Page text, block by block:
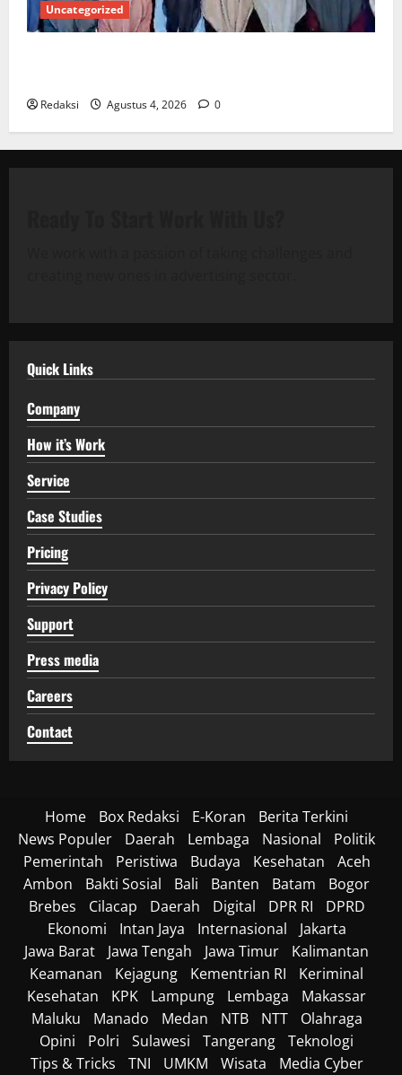
Uncategorized
Redaksi Agustus 4, 2026 0
Quick Links
Company
How it’s Work
Service
Case Studies
Pricing
Privacy Policy
Support
Press media
Careers
Contact
Home Box Redaksi E-Koran
Berita Terkini
News Populer
Daerah Lembaga Nasional
Politik
Pemerintah
Peristiwa Budaya Kesehatan
Aceh
Ambon
Bakti Sosial Bali Banten Batam
Bogor
Brebes
Cilacap Daerah Digital DPR RI
DPRD
Ekonomi
Intan Jaya Internasional
Jakarta
Jawa Barat
Jawa Tengah Jawa Timur
Kalimantan
Keamanan
Kejagung Kementrian RI
Keriminal
Kesehatan
KPK Lampung Lembaga
Makassar
Maluku
Manado Medan NTB NTT
Olahraga
Opini
Polri Sulawesi Tangerang
Teknologi
Tips & Tricks
TNI UMKM Wisata Media Cyber